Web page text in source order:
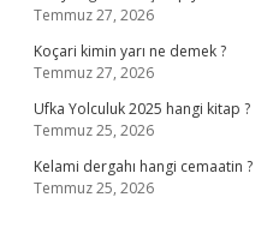
Temmuz 27, 2026
Koçari kimin yarı ne demek ?
Temmuz 27, 2026
Ufka Yolculuk 2025 hangi kitap ?
Temmuz 25, 2026
Kelami dergahı hangi cemaatin ?
Temmuz 25, 2026